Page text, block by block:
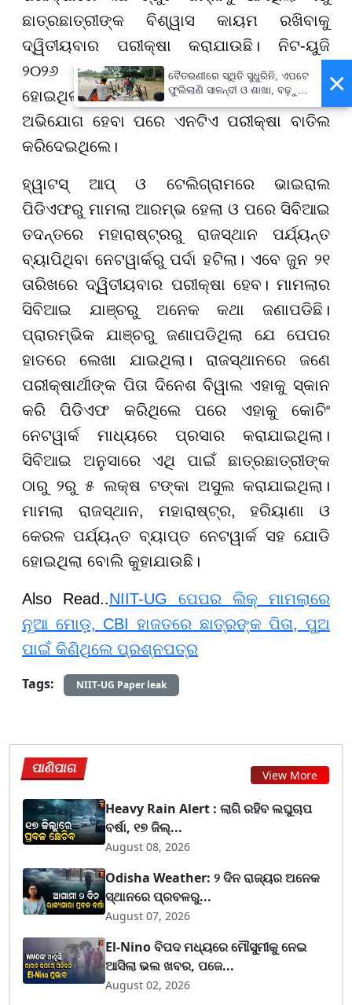
ଛାତ୍ରଛାତ୍ରୀଙ୍କ ବିଶ୍ୱାସ କାୟମ ରଖିବାକୁ
ଦ୍ୱିତୀୟବାର ପରୀକ୍ଷା କରାଯାଉଛି। ନିଟ-ୟୁଜି
୨୦୨୬ ପରୀକ୍ଷା ମେ ୩ ତାରିଖରେ ଅନୁଷ୍ଠିତ
ହୋଇଥିଲା। ହେଲେ କିଛି ଦିନ ପରେ ପେପର ଲିକ୍
ଅଭିଯୋଗ ହେବା ପରେ ଏନଟିଏ ପରୀକ୍ଷା ବାତିଲ
କରିଦେଇଥିଲେ।
ହ୍ୱାଟସ୍ ଆପ୍ ଓ ଟେଲିଗ୍ରାମରେ ଭାଇରାଲ
ପିଡିଏଫରୁ ମାମଲା ଆରମ୍ଭ ହେଲା ଓ ପରେ ସିବିଆଇ
ତଦନ୍ତରେ ମହାରାଷ୍ଟ୍ରରୁ ରାଜସ୍ଥାନ ପର୍ଯ୍ୟନ୍ତ
ବ୍ୟାପିଥିବା ନେଟୱାର୍କରୁ ପର୍ଦା ହଟିଲା। ଏବେ ଜୁନ ୨୧
ତାରିଖରେ ଦ୍ୱିତୀୟବାର ପରୀକ୍ଷା ହେବ। ମାମଲାର
ସିବିଆଇ ଯାଞ୍ଚରୁ ଅନେକ କଥା ଜଣାପଡିଛି।
ପ୍ରାରମ୍ଭିକ ଯାଞ୍ଚରୁ ଜଣାପଡିଥିଲା ଯେ ପେପର
ହାତରେ ଲେଖା ଯାଇଥିଲା। ରାଜସ୍ଥାନରେ ଜଣେ
ପରୀକ୍ଷାର୍ଥୀଙ୍କ ପିତା ଦିନେଶ ବିୱାଲ ଏହାକୁ ସ୍କାନ
କରି ପିଡିଏଫ କରିଥିଲେ ପରେ ଏହାକୁ କୋଚିଂ
ନେଟୱାର୍କ ମାଧ୍ୟରେ ପ୍ରସାର କରାଯାଇଥିଲା।
ସିବିଆଇ ଅନୁସାରେ ଏଥି ପାଇଁ ଛାତ୍ରଛାତ୍ରୀଙ୍କ
ଠାରୁ ୨ରୁ ୫ ଲକ୍ଷ ଟଙ୍କା ଅସୁଲ କରାଯାଇଥିଲା।
ମାମଲା ରାଜସ୍ଥାନ, ମହାରାଷ୍ଟ୍ର, ହରିୟାଣା ଓ
କେରଳ ପର୍ଯ୍ୟନ୍ତ ବ୍ୟାପ୍ତ ନେଟୱାର୍କ ସହ ଯୋଡି
ହୋଇଥିଲା ବୋଲି କୁହାଯାଉଛି।
Also Read..NIIT-UG ପେପର ଲିକ୍ ମାମଲାରେ
ନୂଆ ମୋଡ଼, CBI ହାଜତରେ ଛାତ୍ରଙ୍କ ପିତା, ପୁଅ
ପାଇଁ କିଣିଥିଲେ ପ୍ରଶ୍ନପତ୍ର
Tags:
NIIT-UG Paper leak
ପାଣିପାଗ View More
Heavy Rain Alert : ଲାଗି ରହିବ ଲଘୁଚାପ
ବର୍ଷା, ୧୭ ଜିଲ୍...
August 08, 2026
Odisha Weather: ୨ ଦିନ ରାଜ୍ୟର ଅନେକ
ସ୍ଥାନରେ ପ୍ରବଳରୁ...
August 07, 2026
El-Nino ବିପଦ ମଧ୍ୟରେ ମୌସୁମୀକୁ ନେଇ
ଆସିଲା ଭଲ ଖବର, ପଜେ...
August 02, 2026
×
ବୈତରଣୀରେ ସ୍ଥିତି ସୁଧୁରିନି, ଏପଟେ
ଫୁଲିଲାଣି ସାଳନ୍ଦୀ ଓ ଶାଖା, ବଢ଼ୁଛି
ବନ୍ୟା ଭୟ